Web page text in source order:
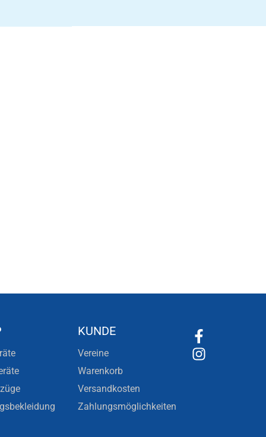
KUNDE
Vereine
Warenkorb
Versandkosten
Zahlungsmöglichkeiten